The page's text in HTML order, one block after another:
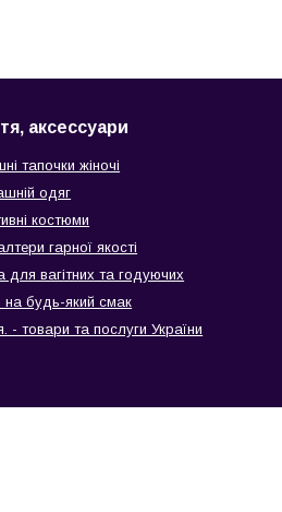
аксессуари
тапочки жіночі
одяг
костюми
гарної якості
для вагітних та годуючих
на будь-який смак
- товари та послуги України